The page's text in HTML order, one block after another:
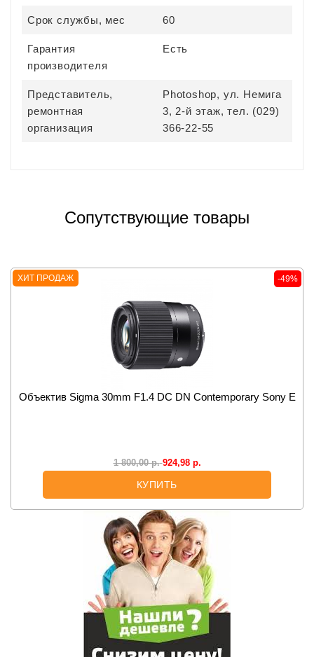
Срок службы, мес 60
Гарантия
производителя
Есть
Представитель,
ремонтная
организация
Photoshop, ул. Немига
3, 2-й этаж, тел. (029)
366-22-55
Сопутствующие товары
-49%
ХИТ ПРОДАЖ
Объектив Sigma 30mm F1.4 DC DN Contemporary Sony E
1 800,00р. 924,98 р.
КУПИТЬ